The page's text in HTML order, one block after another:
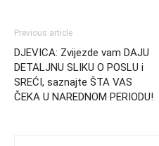
Previous article
DJEVICA: Zvijezde vam DAJU
DETALJNU SLIKU O POSLU i
SREĆI, saznajte ŠTA VAS
ČEKA U NAREDNOM PERIODU!